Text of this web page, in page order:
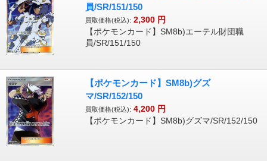
員/SR/151/150
買取価格(税込): 2,300 円
【ポケモンカード】SM8b)エーテル財団職
員/SR/151/150
【ポケモンカード】SM8b)グズ
マ/SR/152/150
買取価格(税込): 4,200 円
【ポケモンカード】SM8b)グズマ/SR/152/150